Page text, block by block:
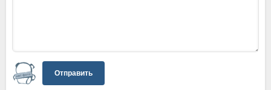
Отправить